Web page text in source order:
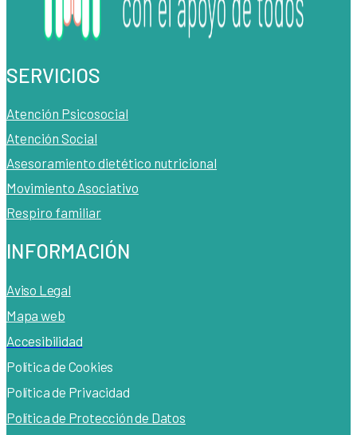
SERVICIOS
Atención Psicosocial
Atención Social
Asesoramiento dietético nutricional
Movimiento Asociativo
Respiro familiar
INFORMACIÓN
Aviso Legal
Mapa web
Accesibilidad
Política de Cookies
Política de Privacidad
Política de Protección de Datos